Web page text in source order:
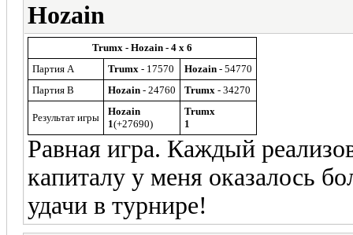
Hozain
Trumx - Hozain - 4 x 6
Партия A
Trumx - 17570 Hozain - 54770
Партия B
Hozain - 24760 Trumx - 34270
Результат игры
Hozain
1(+27690)
Trumx
1
Равная игра. Каждый
капиталу у меня оказалось
удачи в турнире!